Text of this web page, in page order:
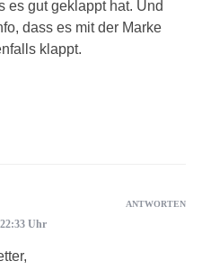
es gut geklappt hat. Und
dass es mit der Marke
klappt.
Uhr
ANTWORTEN